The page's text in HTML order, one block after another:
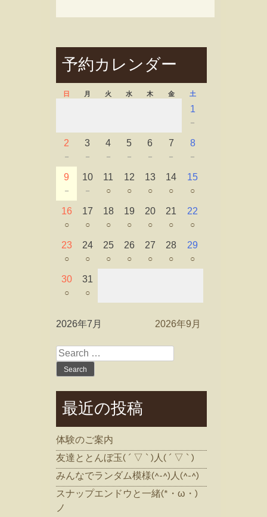
予約カレンダー
日 月 火 水 木 金 土
1
－
2
－
3
－
4
－
5
－
6
－
7
－
8
－
9
－
10
－
11
○
12
○
13
○
14
○
15
○
16
○
17
○
18
○
19
○
20
○
21
○
22
○
23
○
24
○
25
○
26
○
27
○
28
○
29
○
30
○
31
○
2026年7月 2026年9月
Search
for:
最近の投稿
体験のご案内
友達ととんぼ玉( ´ ▽ ` )人( ´ ▽ ` )
みんなでランダム模様(^-^)人(^-^)
スナップエンドウと一緒(*・ω・)
ノ